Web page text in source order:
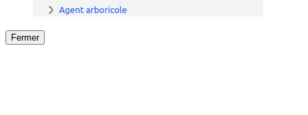
Fermer